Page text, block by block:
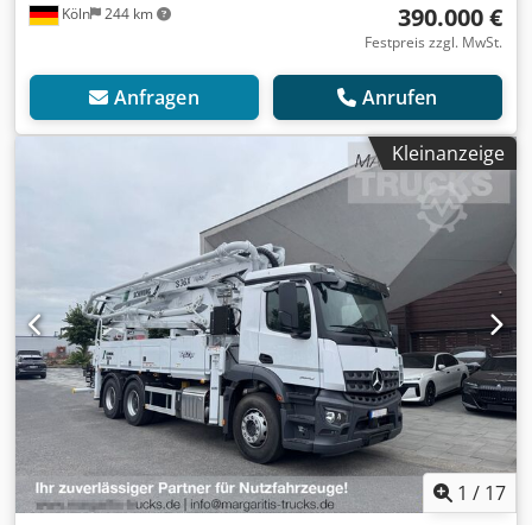
Köln 244 km 390.000 €
Festpreis zzgl. MwSt.
Anfragen Anrufen
Kleinanzeige
1 / 17